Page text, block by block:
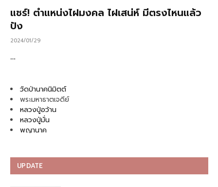
แชร์! ตำแหน่งไฝมงคล ไฝเสน่ห์ มีตรงไหนแล้ว
ปัง
2024/01/29
…
วัดป่านาคนิมิตต์
พระมหาธาตเจดีย์
หลวงปู่อว้าน
หลวงปู่มั่น
พญานาค
UPDATE